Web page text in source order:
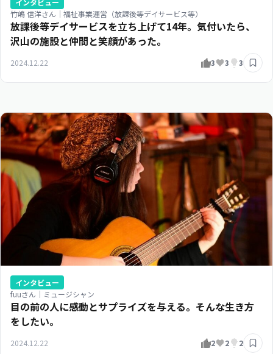
竹嶋 信洋さん｜福祉事業運営（放課後等デイサービス等）
放課後等デイサービスを立ち上げて14年。気付いたら、
沢山の施設と仲間と笑顔があった。
2024.12.22 3 3 3
インタビュー
fuuさん｜ミュージシャン
目の前の人に感動とサプライズを与える。そんな生き方
をしたい。
2024.12.22 2 2 2